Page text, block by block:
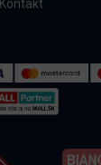
Kontakt